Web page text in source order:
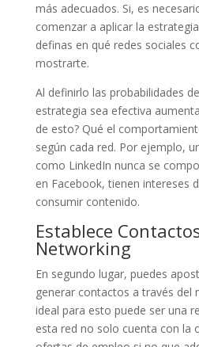
más adecuados. Si, es
comenzar a aplicar la
definas en qué redes sociales
mostrarte.
Al definirlo las probabilidades
estrategia sea efectiva
de esto? Qué el
según cada red. Por ejemplo,
como LinkedIn nunca se
en Facebook, tienen intereses
consumir contenido.
Establece
Networking
En segundo lugar, puedes
generar contactos a través del
ideal para esto puede ser una
esta red no solo cuenta con la